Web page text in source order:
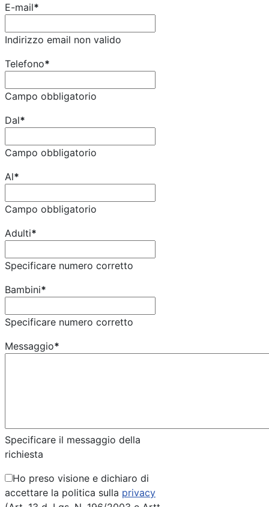
E-mail*
Indirizzo email non valido
Telefono*
Campo obbligatorio
Dal*
Campo obbligatorio
Al*
Campo obbligatorio
Adulti*
Specificare numero corretto
Bambini*
Specificare numero corretto
Messaggio*
Specificare il messaggio della
richiesta
Ho preso visione e dichiaro di
accettare la politica sulla privacy